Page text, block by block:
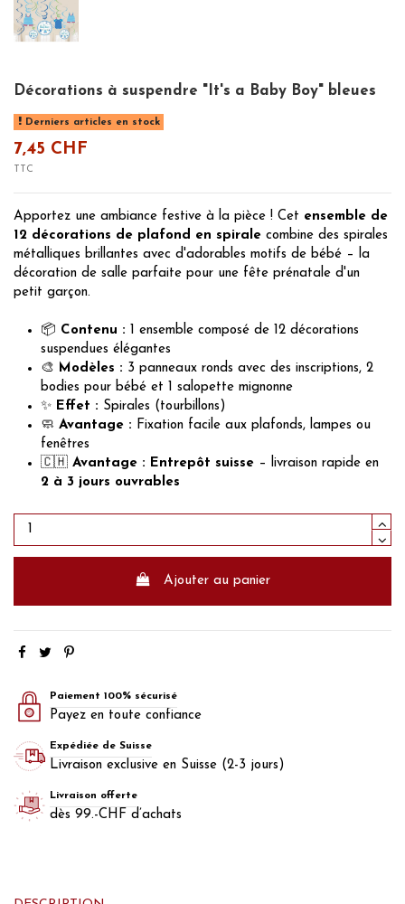
Décorations à suspendre "It's a Baby Boy" bleues
Derniers articles en stock
7,45 CHF
TTC
Apportez une ambiance festive à la pièce ! Cet ensemble de
12 décorations de plafond en spirale combine des spirales
métalliques brillantes avec d'adorables motifs de bébé – la
décoration de salle parfaite pour une fête prénatale d'un
petit garçon.
📦 Contenu : 1 ensemble composé de 12 décorations
suspendues élégantes
🎨 Modèles : 3 panneaux ronds avec des inscriptions, 2
bodies pour bébé et 1 salopette mignonne
✨ Effet : Spirales (tourbillons)
🧼 Avantage : Fixation facile aux plafonds, lampes ou
fenêtres
🇨🇭 Avantage : Entrepôt suisse – livraison rapide en
2 à 3 jours ouvrables
Ajouter au panier
Paiement 100% sécurisé
Payez en toute confiance
Expédiée de Suisse
Livraison exclusive en Suisse (2-3 jours)
Livraison offerte
dès 99.-CHF d’achats